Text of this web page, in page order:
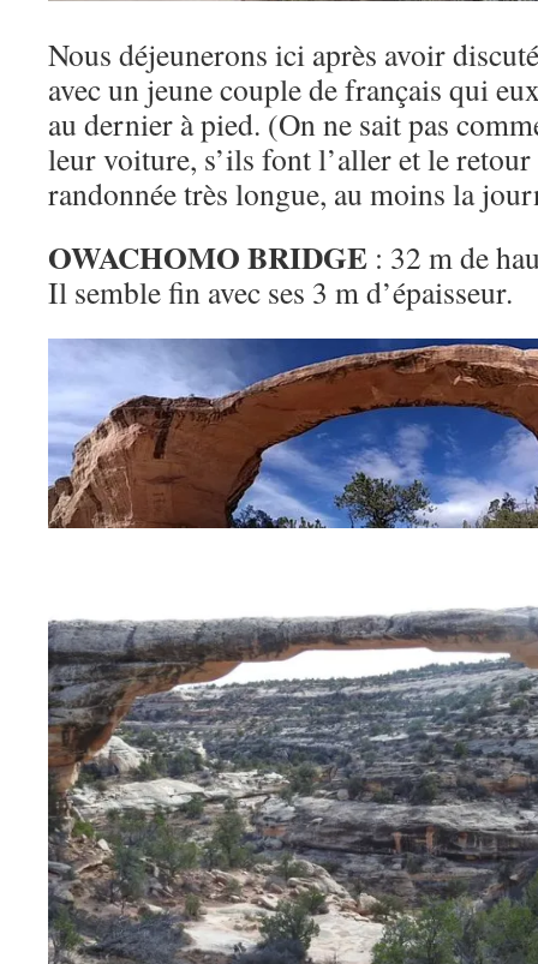
Nous déjeunerons ici après avoir
avec un jeune couple de français qui
au dernier à pied. (On ne sait pas
leur voiture, s’ils font l’aller et le
randonnée très longue, au moins la
OWACHOMO BRIDGE : 32 m de
Il semble fin avec ses 3 m d’épaisseur.